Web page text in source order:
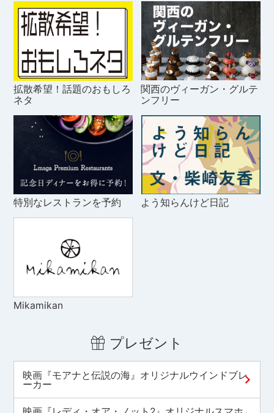
拡散希望！話題のおもしろ
ネタ
関西のヴィーガン・グルテ
ンフリー
特別なレストランを予約 よう知らんけど日記
Mikamikan
プレゼント
映画『モアナと伝説の海』オリジナルウインドブレ
ーカー